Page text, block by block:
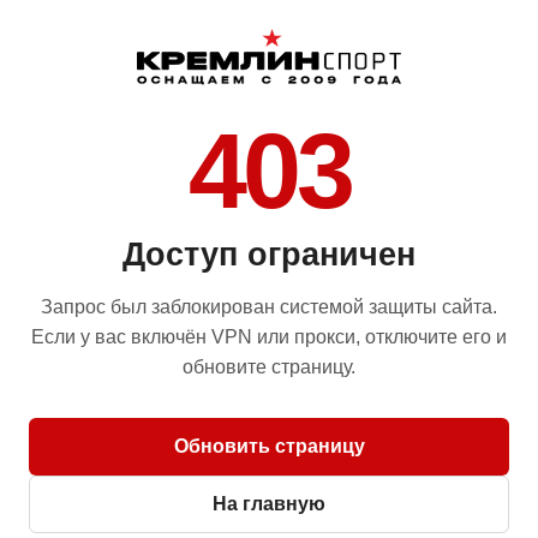
403
Доступ ограничен
Запрос был заблокирован системой защиты сайта.
Если у вас включён VPN или прокси, отключите его и
обновите страницу.
Обновить страницу
На главную